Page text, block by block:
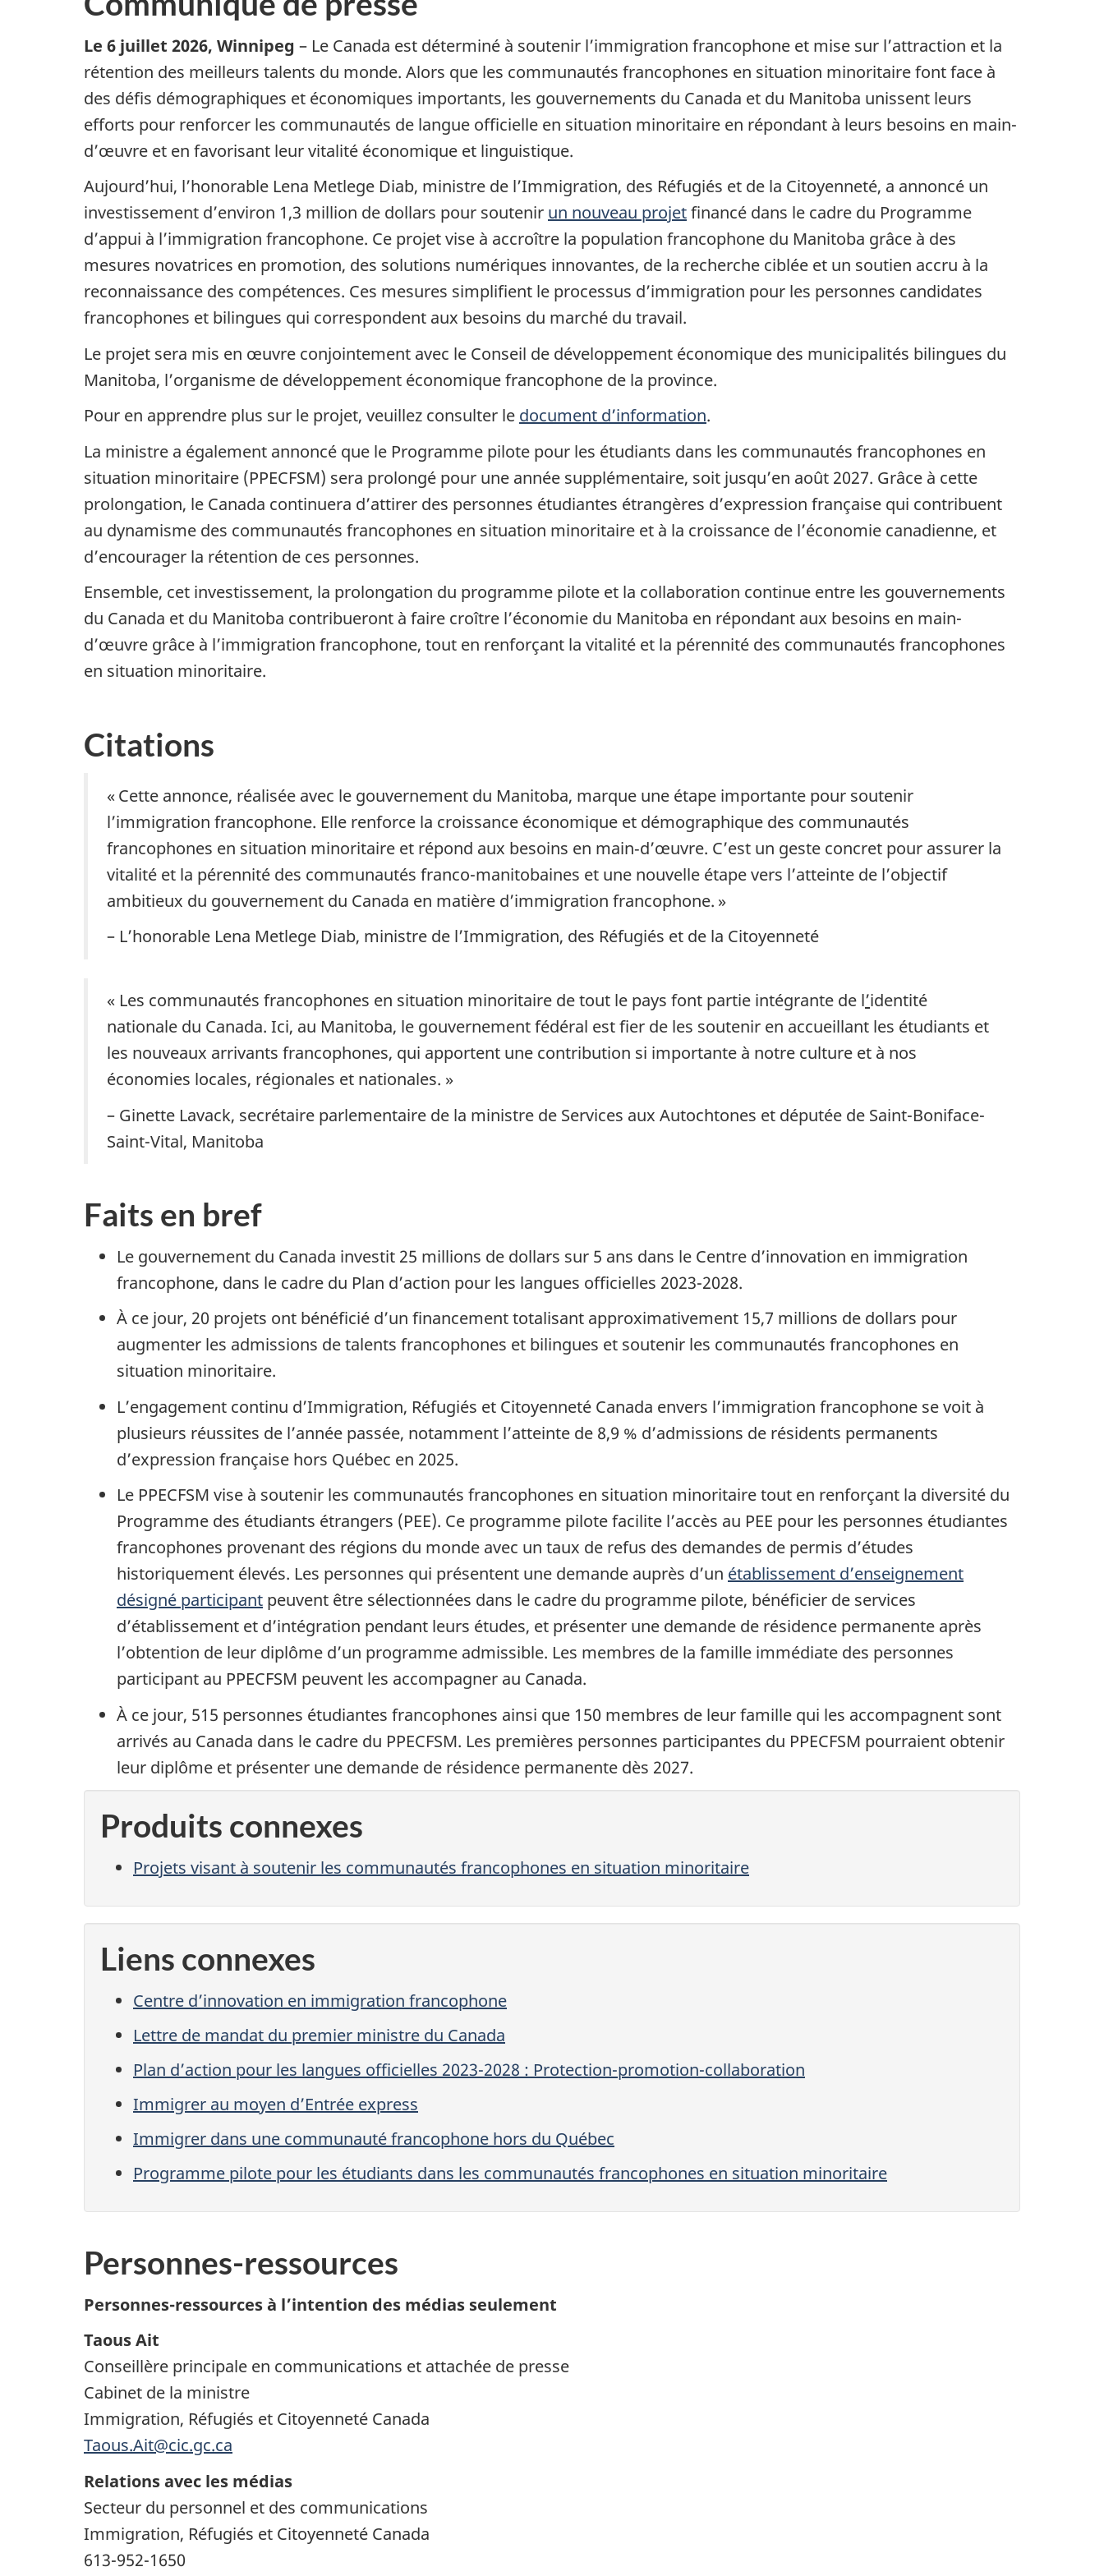
Le 6 juillet 2026, Winnipeg – Le Canada est déterminé à soutenir l’immigration francophone et mise sur l’attraction et la
rétention des meilleurs talents du monde. Alors que les communautés francophones en situation minoritaire font face à
des défis démographiques et économiques importants, les gouvernements du Canada et du Manitoba unissent leurs
efforts pour renforcer les communautés de langue officielle en situation minoritaire en répondant à leurs besoins en main-
d’œuvre et en favorisant leur vitalité économique et linguistique.
Aujourd’hui, l’honorable Lena Metlege Diab, ministre de l’Immigration, des Réfugiés et de la Citoyenneté, a annoncé un
investissement d’environ 1,3 million de dollars pour soutenir un nouveau projetfinancé dans le cadre du Programme
d’appui à l’immigration francophone. Ce projet vise à accroître la population francophone du Manitoba grâce à des
mesures novatrices en promotion, des solutions numériques innovantes, de la recherche ciblée et un soutien accru à la
reconnaissance des compétences. Ces mesures simplifient le processus d’immigration pour les personnes candidates
francophones et bilingues qui correspondent aux besoins du marché du travail.
Le projet sera mis en œuvre conjointement avec le Conseil de développement économique des municipalités bilingues du
Manitoba, l’organisme de développement économique francophone de la province.
Pour en apprendre plus sur le projet, veuillez consulter le document d’information.
La ministre a également annoncé que le Programme pilote pour les étudiants dans les communautés francophones en
situation minoritaire (PPECFSM) sera prolongé pour une année supplémentaire, soit jusqu’en août 2027. Grâce à cette
prolongation, le Canada continuera d’attirer des personnes étudiantes étrangères d’expression française qui contribuent
au dynamisme des communautés francophones en situation minoritaire et à la croissance de l’économie canadienne, et
d’encourager la rétention de ces personnes.
Ensemble, cet investissement, la prolongation du programme pilote et la collaboration continue entre les gouvernements
du Canada et du Manitoba contribueront à faire croître l’économie du Manitoba en répondant aux besoins en main-
d’œuvre grâce à l’immigration francophone, tout en renforçant la vitalité et la pérennité des communautés francophones
en situation minoritaire.
Citations
« Cette annonce, réalisée avec le gouvernement du Manitoba, marque une étape importante pour soutenir
l’immigration francophone. Elle renforce la croissance économique et démographique des communautés
francophones en situation minoritaire et répond aux besoins en main‑d’œuvre. C’est un geste concret pour assurer la
vitalité et la pérennité des communautés franco-manitobaines et une nouvelle étape vers l’atteinte de l’objectif
ambitieux du gouvernement du Canada en matière d’immigration francophone. »
– L’honorable Lena Metlege Diab, ministre de l’Immigration, des Réfugiés et de la Citoyenneté
« Les communautés francophones en situation minoritaire de tout le pays font partie intégrante de l’identité
nationale du Canada. Ici, au Manitoba, le gouvernement fédéral est fier de les soutenir en accueillant les étudiants et
les nouveaux arrivants francophones, qui apportent une contribution si importante à notre culture et à nos
économies locales, régionales et nationales. »
– Ginette Lavack, secrétaire parlementaire de la ministre de Services aux Autochtones et députée de Saint-Boniface-
Saint-Vital, Manitoba
Faits en bref
Le gouvernement du Canada investit 25 millions de dollars sur 5 ans dans le Centre d’innovation en immigration
francophone, dans le cadre du Plan d’action pour les langues officielles 2023-2028.
À ce jour, 20 projets ont bénéficié d’un financement totalisant approximativement 15,7 millions de dollars pour
augmenter les admissions de talents francophones et bilingues et soutenir les communautés francophones en
situation minoritaire.
L’engagement continu d’Immigration, Réfugiés et Citoyenneté Canada envers l’immigration francophone se voit à
plusieurs réussites de l’année passée, notamment l’atteinte de 8,9 % d’admissions de résidents permanents
d’expression française hors Québec en 2025.
Le PPECFSM vise à soutenir les communautés francophones en situation minoritaire tout en renforçant la diversité du
Programme des étudiants étrangers (PEE). Ce programme pilote facilite l’accès au PEE pour les personnes étudiantes
francophones provenant des régions du monde avec un taux de refus des demandes de permis d’études
historiquement élevés. Les personnes qui présentent une demande auprès d’un établissement d’enseignement
désigné participant peuvent être sélectionnées dans le cadre du programme pilote, bénéficier de services
d’établissement et d’intégration pendant leurs études, et présenter une demande de résidence permanente après
l’obtention de leur diplôme d’un programme admissible. Les membres de la famille immédiate des personnes
participant au PPECFSM peuvent les accompagner au Canada.
À ce jour, 515 personnes étudiantes francophones ainsi que 150 membres de leur famille qui les accompagnent sont
arrivés au Canada dans le cadre du PPECFSM. Les premières personnes participantes du PPECFSM pourraient obtenir
leur diplôme et présenter une demande de résidence permanente dès 2027.
Produits connexes
Projets visant à soutenir les communautés francophones en situation minoritaire
Liens connexes
Centre d’innovation en immigration francophone
Lettre de mandat du premier ministre du Canada
Plan d’action pour les langues officielles 2023-2028 : Protection-promotion-collaboration
Immigrer au moyen d’Entrée express
Immigrer dans une communauté francophone hors du Québec
Programme pilote pour les étudiants dans les communautés francophones en situation minoritaire
Personnes-ressources
Personnes-ressources à l’intention des médias seulement
Taous Ait
Conseillère principale en communications et attachée de presse
Cabinet de la ministre
Immigration, Réfugiés et Citoyenneté Canada
Taous.Ait@cic.gc.ca
Relations avec les médias
Secteur du personnel et des communications
Immigration, Réfugiés et Citoyenneté Canada
613-952-1650